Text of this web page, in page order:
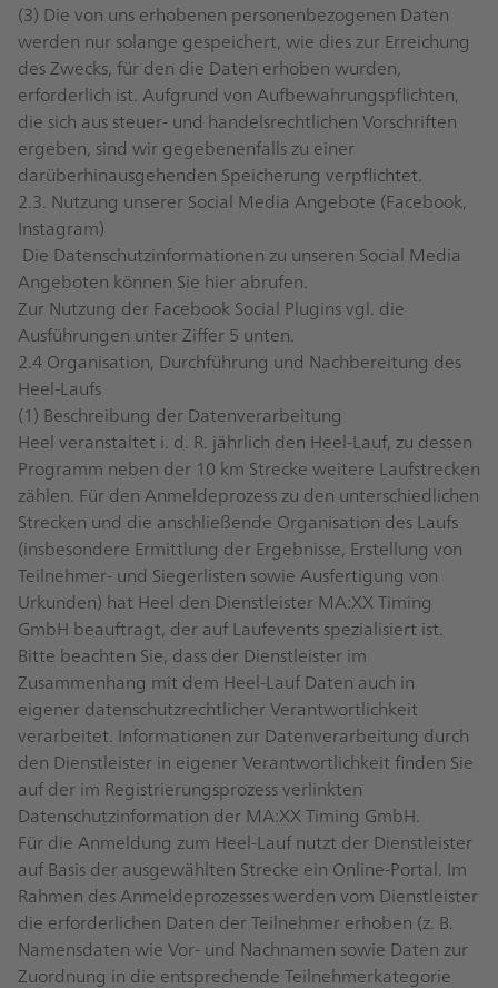
(3) Die von uns erhobenen personenbezogenen Daten
werden nur solange gespeichert, wie dies zur Erreichung
des Zwecks, für den die Daten erhoben wurden,
erforderlich ist. Aufgrund von Aufbewahrungspflichten,
die sich aus steuer- und handelsrechtlichen Vorschriften
ergeben, sind wir gegebenenfalls zu einer
darüberhinausgehenden Speicherung verpflichtet.
2.3. Nutzung unserer Social Media Angebote (Facebook,
Instagram)
Die Datenschutzinformationen zu unseren Social Media
Angeboten können Sie hier abrufen.
Zur Nutzung der Facebook Social Plugins vgl. die
Ausführungen unter Ziffer 5 unten.
2.4 Organisation, Durchführung und Nachbereitung des
Heel-Laufs
(1) Beschreibung der Datenverarbeitung
Heel veranstaltet i. d. R. jährlich den Heel-Lauf, zu dessen
Programm neben der 10 km Strecke weitere Laufstrecken
zählen. Für den Anmeldeprozess zu den unterschiedlichen
Strecken und die anschließende Organisation des Laufs
(insbesondere Ermittlung der Ergebnisse, Erstellung von
Teilnehmer- und Siegerlisten sowie Ausfertigung von
Urkunden) hat Heel den Dienstleister MA:XX Timing
GmbH beauftragt, der auf Laufevents spezialisiert ist.
Bitte beachten Sie, dass der Dienstleister im
Zusammenhang mit dem Heel-Lauf Daten auch in
eigener datenschutzrechtlicher Verantwortlichkeit
verarbeitet. Informationen zur Datenverarbeitung durch
den Dienstleister in eigener Verantwortlichkeit finden Sie
auf der im Registrierungsprozess verlinkten
Datenschutzinformation der MA:XX Timing GmbH.
Für die Anmeldung zum Heel-Lauf nutzt der Dienstleister
auf Basis der ausgewählten Strecke ein Online-Portal. Im
Rahmen des Anmeldeprozesses werden vom Dienstleister
die erforderlichen Daten der Teilnehmer erhoben (z. B.
Namensdaten wie Vor- und Nachnamen sowie Daten zur
Zuordnung in die entsprechende Teilnehmerkategorie